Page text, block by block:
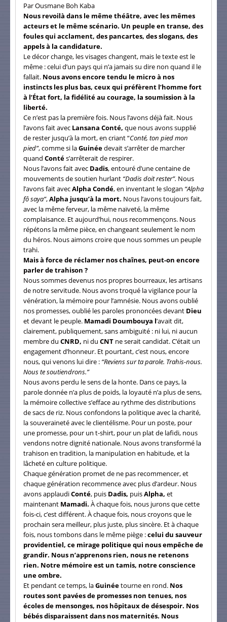
Par Ousmane Boh Kaba
Nous revoilà dans le même théâtre, avec les mêmes
acteurs et le même scénario. Un peuple en transe, des
foules qui acclament, des pancartes, des slogans, des
appels à la candidature.
Le décor change, les visages changent, mais le texte est le
même : celui d’un pays qui n’a jamais su dire non quand il le
fallait. Nous avons encore tendu le micro à nos
instincts les plus bas, ceux qui préfèrent l’homme fort
à l’État fort, la fidélité au courage, la soumission à la
liberté.
Ce n’est pas la première fois. Nous l’avons déjà fait. Nous
l’avons fait avec Lansana Conté, que nous avons supplié
de rester jusqu’à la mort, en criant “Conté, ton pied mon
pied”, comme si laGuinéedevait s’arrêter de marcher
quand Contés’arrêterait de respirer.
Nous l’avons fait avec Dadis, entouré d’une centaine de
mouvements de soutien hurlant “Dadis doit rester”. Nous
l’avons fait avecAlpha Condé, en inventant le slogan “Alpha
fô saya”,Alpha jusqu’à la mort. Nous l’avons toujours fait,
avec la même ferveur, la même naïveté, la même
complaisance. Et aujourd’hui, nous recommençons. Nous
répétons la même pièce, en changeant seulement le nom
du héros. Nous aimons croire que nous sommes un peuple
trahi.
Mais à force de réclamer nos chaînes, peut-on encore
parler de trahison ?
Nous sommes devenus nos propres bourreaux, les artisans
de notre servitude. Nous avons troqué la vigilance pour la
vénération, la mémoire pour l’amnésie. Nous avons oublié
nos promesses, oublié les paroles prononcées devant Dieu
et devant le peuple. Mamadi Doumbouya l’avait dit,
clairement, publiquement, sans ambiguïté : ni lui, ni aucun
membre du CNRD, ni du CNT ne serait candidat. C’était un
engagement d’honneur. Et pourtant, c’est nous, encore
nous, qui venons lui dire : “Reviens sur ta parole. Trahis-nous.
Nous te soutiendrons.”
Nous avons perdu le sens de la honte. Dans ce pays, la
parole donnée n’a plus de poids, la loyauté n’a plus de sens,
la mémoire collective s’efface au rythme des distributions
de sacs de riz. Nous confondons la politique avec la charité,
la souveraineté avec le clientélisme. Pour un poste, pour
une promesse, pour un t-shirt, pour un plat de lafidi, nous
vendons notre dignité nationale. Nous avons transformé la
trahison en tradition, la manipulation en habitude, et la
lâcheté en culture politique.
Chaque génération promet de ne pas recommencer, et
chaque génération recommence avec plus d’ardeur. Nous
avons applaudiConté, puis Dadis, puisAlpha, et
maintenant Mamadi. À chaque fois, nous jurons que cette
fois-ci, c’est différent. À chaque fois, nous croyons que le
prochain sera meilleur, plus juste, plus sincère. Et à chaque
fois, nous tombons dans le même piège :celui du sauveur
providentiel, ce mirage politique qui nous empêche de
grandir. Nous n’apprenons rien, nous ne retenons
rien. Notre mémoire est un tamis, notre conscience
une ombre.
Et pendant ce temps, laGuinéetourne en rond. Nos
routes sont pavées de promesses non tenues, nos
écoles de mensonges, nos hôpitaux de désespoir. Nos
bébés disparaissent dans nos maternités. Nous